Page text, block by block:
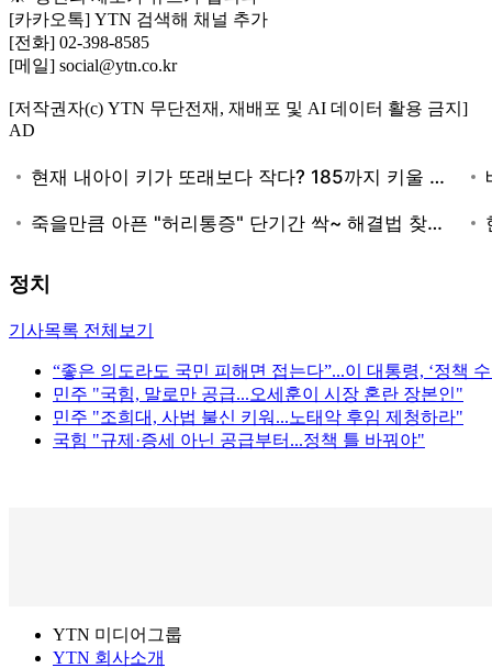
[카카오톡] YTN 검색해 채널 추가
[전화] 02-398-8585
[메일] social@ytn.co.kr
[저작권자(c) YTN 무단전재, 재배포 및 AI 데이터 활용 금지]
AD
정치
기사목록 전체보기
“좋은 의도라도 국민 피해면 접는다”...이 대통령, ‘정책
민주 "국힘, 말로만 공급...오세훈이 시장 혼란 장본인"
민주 "조희대, 사법 불신 키워...노태악 후임 제청하라"
국힘 "규제·증세 아닌 공급부터...정책 틀 바꿔야"
YTN 미디어그룹
YTN 회사소개